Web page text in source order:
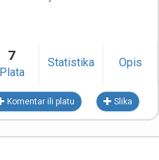
7
Plata
Statistika Opis
Komentar ili platu Slika